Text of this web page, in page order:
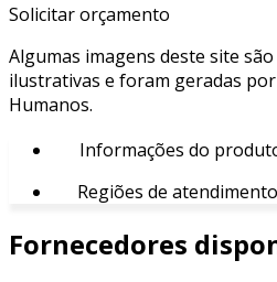
Solicitar orçamento
Algumas imagens deste site
ilustrativas e foram geradas
Humanos.
Informações do
Regiões de atendimento
Fornecedores